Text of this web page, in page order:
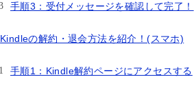
手順3：受付メッセージを確認して完了！
Kindleの解約・退会方法を紹介！(スマホ)
手順1：Kindle解約ページにアクセスする